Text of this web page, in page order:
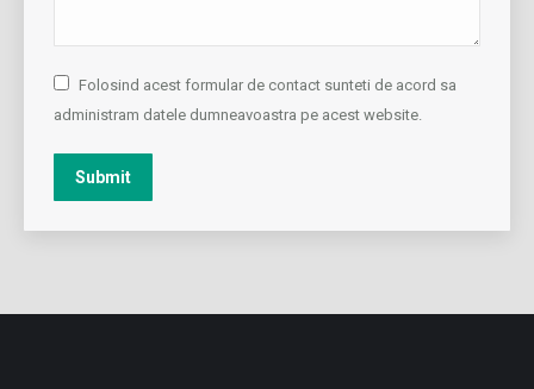
Folosind acest formular de contact sunteti de acord sa
administram datele dumneavoastra pe acest website.
Submit